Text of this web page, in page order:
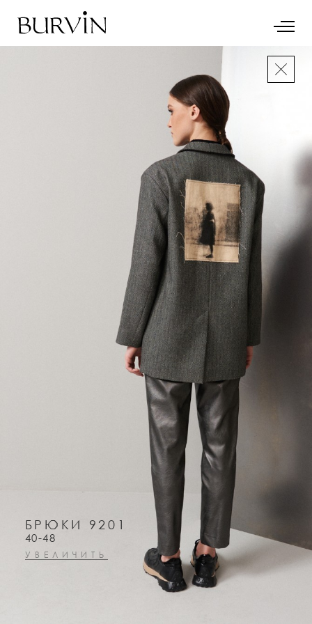
БРЮКИ 9201
40-48
УВЕЛИЧИТЬ